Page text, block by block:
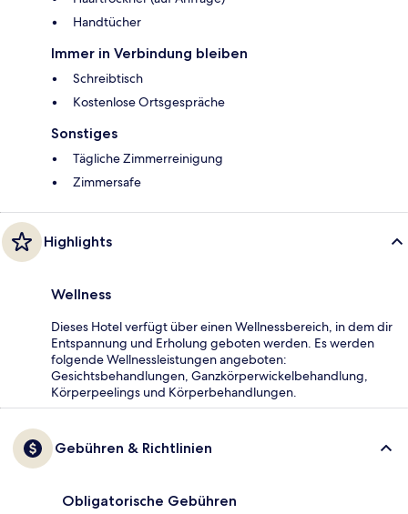
Handtücher
Immer in Verbindung bleiben
Schreibtisch
Kostenlose Ortsgespräche
Sonstiges
Tägliche Zimmerreinigung
Zimmersafe
Highlights
Wellness
Dieses Hotel verfügt über einen Wellnessbereich, in dem dir
Entspannung und Erholung geboten werden. Es werden
folgende Wellnessleistungen angeboten:
Gesichtsbehandlungen, Ganzkörperwickelbehandlung,
Körperpeelings und Körperbehandlungen.
Gebühren & Richtlinien
Obligatorische Gebühren